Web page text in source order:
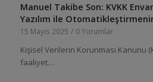
Manuel Takibe Son: KVKK
Yazılım ile
15 Mayıs 2025 / 0 Yorumlar
Kişisel Verilerin Korunması Kanunu
faaliyet…